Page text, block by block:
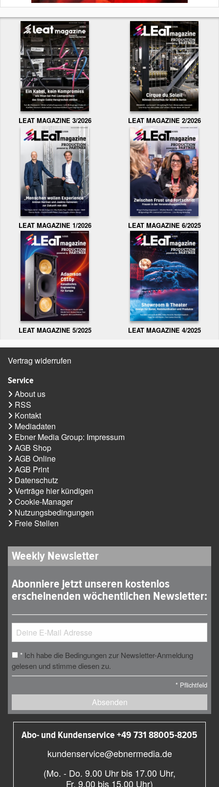
LEAT MAGAZINE 3/2026 LEAT MAGAZINE 2/2026
LEAT MAGAZINE 1/2026 LEAT MAGAZINE 6/2025
LEAT MAGAZINE 5/2025 LEAT MAGAZINE 4/2025
Vertrag widerrufen
Service
About us
RSS
Kontakt
Mediadaten
Ebner Media Group: Impressum
AGB Shop
AGB Online
AGB Print
Datenschutz
Verträge hier kündigen
Cookie-Manager
Nutzungsbedingungen
Freie Stellen
Weekly Newsletter
Abonniere jetzt unseren kostenlos
erscheinenden wöchentlichen Newsletter:
* Ich habe die Bedingungen zur Newsletter-Anmeldung
gelesen und stimme diesen zu.
* Pflichtfeld
Absenden
Abo- und Kundenservice +49 731 88005-8205
kundenservice@ebnermedia.de
(Mo. - Do. 9.00 Uhr bis 17.00 Uhr,
Fr. 9.00 bis 15.00 Uhr)